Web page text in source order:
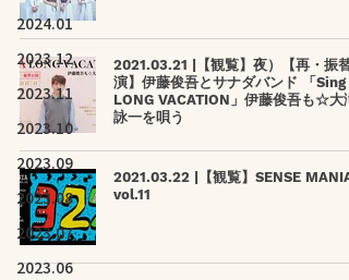
2024.01
2023.12
2023.11
2023.10
2023.09
2023.08
2023.07
2023.06
2021.03.21 |【観覧】夜）【再・振替
演】伊藤俊吾とサナダバンド 「Sing
LONG VACATION」伊藤俊吾も☆大滝
詠一を唄う
2021.03.22 |【観覧】SENSE MANIA
vol.11